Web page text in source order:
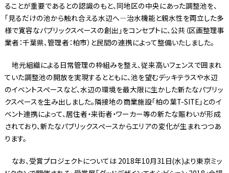
ることが重要であるとの認識のもと、同地区の中央にあった調整池を、
「見るだけの池から触れ合える水辺へ―治水機能と親水性を両立した多
様で寛容なパブリックスペースの創出」をコンセプトに、公共（区画整理事
業者：千葉県、管理者：柏市）と民間の連携によって整備いたしました。
地元組織による日常管理の枠組みを整え、従来高いフェンスで囲まれ
ていた調整池の開放を実現するとともに、池を望むデッキテラスや水辺
のイベントスペースなど、水辺の環境を最大限に生かした新たなパブリッ
クスペースを生み出しました。隣接地の商業施設「柏の葉T-SITE」とのイ
ベント連携によって、居住者・来街者・ワーカー等の新たな賑わいが形成
されており、新たなパブリックスペースからエリアの変化が生まれつつあ
ります。
なお、受賞プロジェクトについては 2018年10月31日(水)より東京ミッ